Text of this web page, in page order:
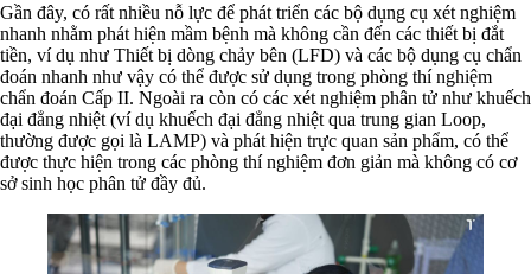
Gần đây, có rất nhiều nỗ lực để phát triển các bộ dụng cụ xét nghiệm
nhanh nhằm phát hiện mầm bệnh mà không cần đến các thiết bị đắt
tiền, ví dụ như Thiết bị dòng chảy bên (LFD) và các bộ dụng cụ chẩn
đoán nhanh như vậy có thể được sử dụng trong phòng thí nghiệm
chẩn đoán Cấp II. Ngoài ra còn có các xét nghiệm phân tử như khuếch
đại đẳng nhiệt (ví dụ khuếch đại đẳng nhiệt qua trung gian Loop,
thường được gọi là LAMP) và phát hiện trực quan sản phẩm, có thể
được thực hiện trong các phòng thí nghiệm đơn giản mà không có cơ
sở sinh học phân tử đầy đủ.